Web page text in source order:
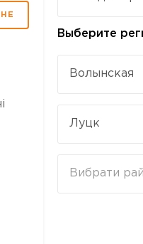
Выберите
Волынская
Луцк
Вибрати